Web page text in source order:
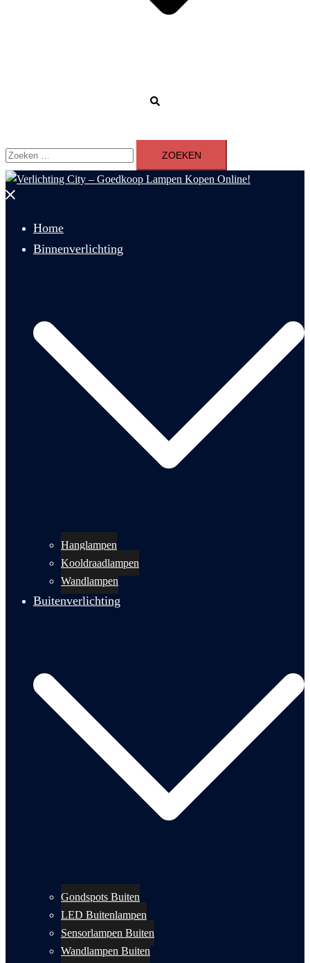
Zoeken
naar:
Menu
Home
Binnenverlichting
Hanglampen
Kooldraadlampen
Wandlampen
Buitenverlichting
Gondspots Buiten
LED Buitenlampen
Sensorlampen Buiten
Wandlampen Buiten